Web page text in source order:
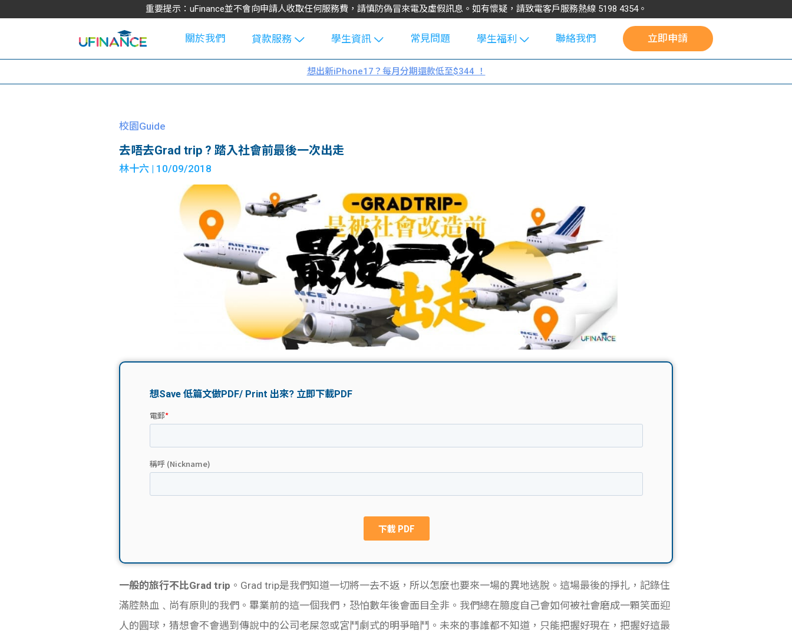
重要提示：uFinance並不會向申請人收取任何服務費，請慎防偽冒來電及虛假訊息。如有懷疑，請致電客戶服務熱線 5198 4354。
關於我們
貸款服務
學生貸款
大學生學費
貸款計數
機
網上私人貸
款
貸款計數
學生資訊
Blog
大專生筍
Exchang
校園
Guide
理財
Guide
學生貸款
101
常見問題
學生福利
uFinance 校
園贊助
聯絡我們 立即申請
想出新iPhone17？每月分期還款低至$344 ！
校園Guide
去唔去Grad trip ? 踏入社會前最後一次出走
林十六 | 10/09/2018
一般的旅行不比Grad trip 。Grad trip是我們知道一切將一去不返，所以怎麼也要來一場的異地逃脫。這場最後的掙扎，記錄住
滿腔熱血﹑尚有原則的我們。畢業前的這一個我們，恐怕數年後會面目全非。我們總在臆度自己會如何被社會磨成一顆笑面迎
人的圓球，猜想會不會遇到傳說中的公司老屎忽或宮鬥劇式的明爭暗鬥。未來的事誰都不知道，只能把握好現在，把握好這最